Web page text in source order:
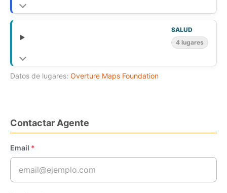
SALUD
4 lugares
Datos de lugares: Overture Maps Foundation
Contactar Agente
Email *